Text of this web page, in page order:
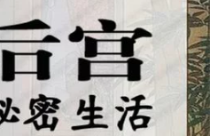
化妝保養 情趣用品